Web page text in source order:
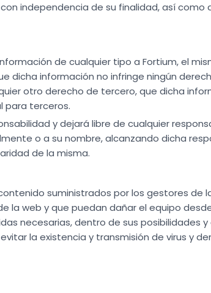
independencia de su finalidad, así
de cualquier tipo a Fortium, el
dicha información no infringe ningún
otro derecho de tercero, que dicha
para terceros.
y dejará libre de cualquier
o a su nombre, alcanzando dicha
de la misma.
suministrados por los gestores de
la web y que puedan dañar el equipo
necesarias, dentro de sus posibilidades
la existencia y transmisión de virus y